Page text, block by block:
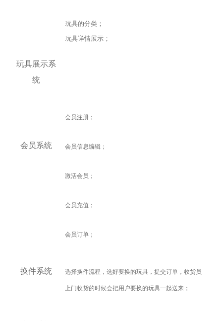
玩具展示系
统
玩具的分类；
玩具详情展示；
会员系统
会员注册；
会员信息编辑；
激活会员；
会员充值；
会员订单；
换件系统 选择换件流程，选好要换的玩具，提交订单，收货员
上门收货的时候会把用户要换的玩具一起送来 ；